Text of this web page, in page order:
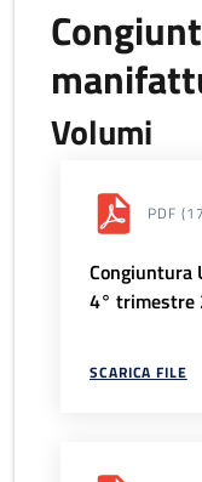
Volumi
PDF
Congiuntura
4° trimestre
SCARICA FILE